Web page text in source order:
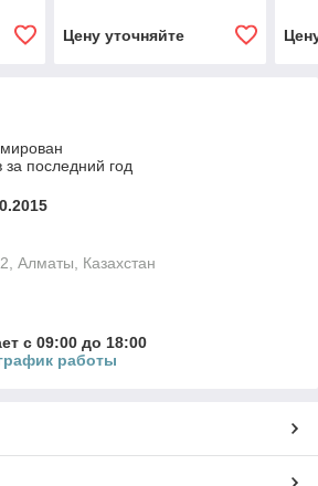
Цену уточняйте
последний год
Алматы, Казахстан
с 09:00 до 18:00
работы